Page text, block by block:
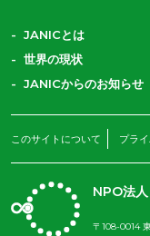
JANICとは
世界の現状
JANICからのお知らせ
このサイトについて プラ
NPO法人
〒108-0014